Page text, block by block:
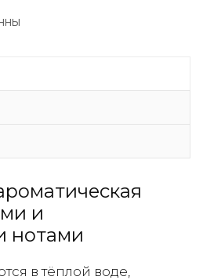
и
нотами
в тёплой воде,